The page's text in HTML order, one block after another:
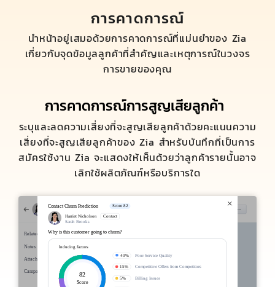
การคาดการณ์
นำหน้าอยู่เสมอด้วยการคาดการณ์ที่แม่นยำของ Zia
เกี่ยวกับจุดข้อมูลลูกค้าที่สำคัญและเหตุการณ์ในวงจร
การขายของคุณ
การคาดการณ์การสูญเสียลูกค้า
ระบุและลดความเสี่ยงที่จะสูญเสียลูกค้าด้วยคะแนนความ
เสี่ยงที่จะสูญเสียลูกค้าของ Zia สำหรับบันทึกที่เป็นการ
สมัครใช้งาน Zia จะแสดงให้เห็นด้วยว่าลูกค้ารายนั้นอาจ
เลิกใช้ผลิตภัณฑ์หรือบริการใด